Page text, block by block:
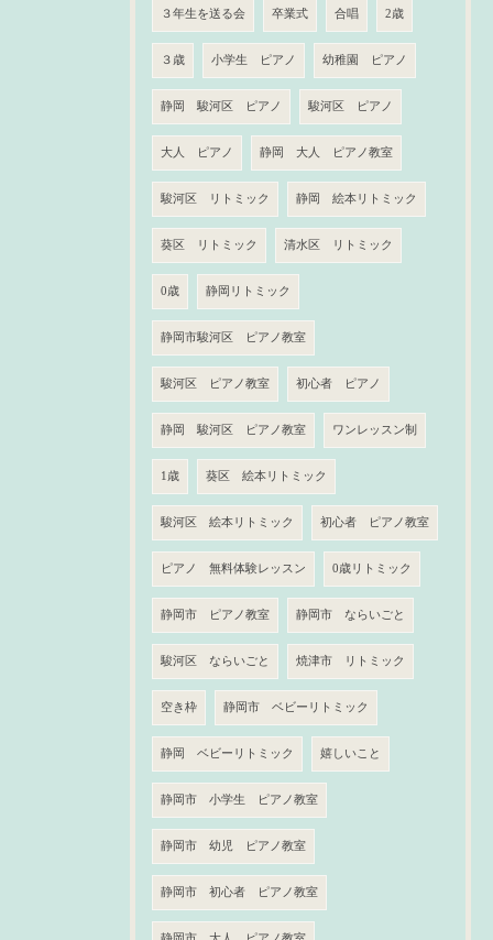
３年生を送る会 卒業式 合唱 2歳
３歳 小学生 ピアノ 幼稚園 ピアノ
静岡 駿河区 ピアノ 駿河区 ピアノ
大人 ピアノ 静岡 大人 ピアノ教室
駿河区 リトミック 静岡 絵本リトミック
葵区 リトミック 清水区 リトミック
0歳 静岡リトミック
静岡市駿河区 ピアノ教室
駿河区 ピアノ教室 初心者 ピアノ
静岡 駿河区 ピアノ教室 ワンレッスン制
1歳 葵区 絵本リトミック
駿河区 絵本リトミック 初心者 ピアノ教室
ピアノ 無料体験レッスン 0歳リトミック
静岡市 ピアノ教室 静岡市 ならいごと
駿河区 ならいごと 焼津市 リトミック
空き枠 静岡市 ベビーリトミック
静岡 ベビーリトミック 嬉しいこと
静岡市 小学生 ピアノ教室
静岡市 幼児 ピアノ教室
静岡市 初心者 ピアノ教室